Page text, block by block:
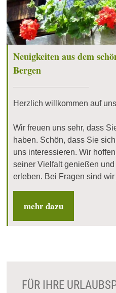
Neuigkeiten aus dem
Bergen
Herzlich willkommen auf
Wir freuen uns sehr, dass
haben. Schön, dass Sie
uns interessieren. Wir
seiner Vielfalt genießen
erleben. Bei Fragen sind
mehr dazu
FÜR IHRE